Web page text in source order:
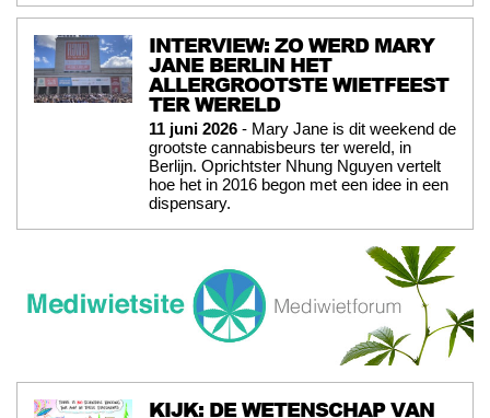
INTERVIEW: ZO WERD MARY
JANE BERLIN HET
ALLERGROOTSTE WIETFEEST
TER WERELD
11 juni 2026 - Mary Jane is dit weekend de
grootste cannabisbeurs ter wereld, in
Berlijn. Oprichtster Nhung Nguyen vertelt
hoe het in 2016 begon met een idee in een
dispensary.
KIJK: DE WETENSCHAP VAN